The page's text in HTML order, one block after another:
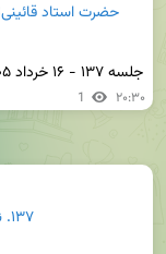
حضرت استاد قائینیOsul-137-1405-03-16.mp3
جلسه ۱۳۷ - ۱۶ خرداد ۱۴۰۵
1 ۲۰:۳۰
۱۳۷. نیاز به جعل حجیت برای ظن.pdf